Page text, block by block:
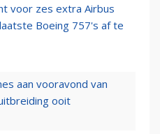
voor zes extra Airbus
Boeing 757's af te
aan vooravond van
ooit